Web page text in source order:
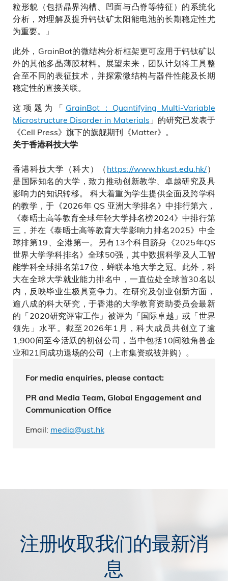
粒形貌（包括晶界沟槽、凹面与凸脊等特征）的系统化
分析，对理解及提升钙钛矿太阳能电池的长期稳定性尤
为重要。」
此外，GrainBot的微结构分析框架更可应用于钙钛矿以
外的其他多晶薄膜材料。展望未来，团队计划将工具整
合至不同的表征技术，并探索微结构与器件性能及长期
稳定性的直接关联。
这项题为「 GrainBot：Quantifying Multi-Variable
Microstructure Disorder in Materials 」的研究已发表于
《Cell Press》旗下的旗舰期刊《Matter》。
关于香港科技大学
香港科技大学（科大）（https://www.hkust.edu.hk/）
是国际知名的大学，致力推动创新教学、卓越研究及具
影响力的知识转移。 科大着重为学生提供全面及跨学科
的教学，于《2026年 QS 亚洲大学排名》中排行第六，
《泰晤士高等教育全球年轻大学排名榜2024》中排行第
三，并在《泰晤士高等教育大学影响力排名2025》中全
球排第19、全港第一。另有13个科目跻身《2025年QS
世界大学学科排名》全球50强，其中数据科学及人工智
能学科全球排名第17位，蝉联本地大学之冠。此外，科
大在全球大学就业能力排名中，一直位处全球首30名以
内，反映毕业生极具竞争力。在研究及创业创新方面，
逾八成的科大研究，于香港的大学教育资助委员会最新
的「2020研究评审工作」被评为「国际卓越」或「世界
领先」水平。截至2026年1月，科大成员共创立了逾
1,900间至今活跃的初创公司，当中包括10间独角兽企
业和21间成功退场的公司（上市集资或被并购）。
For media enquiries, please contact:
PR and Media Team, Global Engagement and
Communication Office
Email: media@ust.hk
注册收取我们的最新消
息